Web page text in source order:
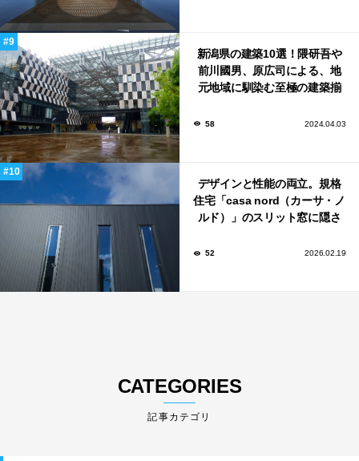
新潟県の建築10選！隈研吾や
前川國男、原広司による、地
元地域に馴染む至極の建築揃
58 2024.04.03
デザインと性能の両立。規格
住宅「casa nord（カーサ・ノ
ルド）」のスリット窓に隠さ
52 2026.02.19
CATEGORIES